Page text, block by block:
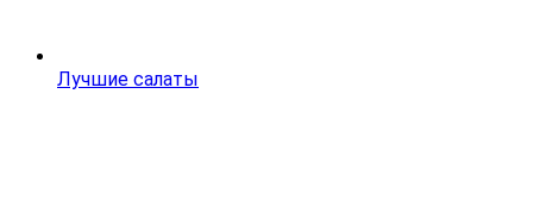
Лучшие салаты